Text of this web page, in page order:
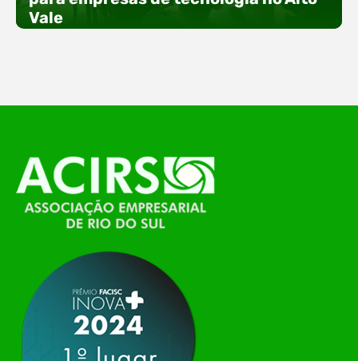
especial voltada à tecnologia, inovação e
empreendedorismo. Durante os três dias de
Vale
O Polo ACATE-ACIRS, por meio do NIAVI – Núcleo
de Tecnologia da Informação do Alto Vale do
Itajaí, realizou, no dia 21 de julho, o evento
Conexão Tech NIAVI, reunindo empresas de
tecnologia da região para uma noite de
apresentação de novas iniciativas para o setor. O
encontro aconteceu em Rio…